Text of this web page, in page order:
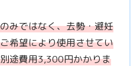
みではなく、去勢・避妊
希望により使用させてい
途費用3,300円かかりま